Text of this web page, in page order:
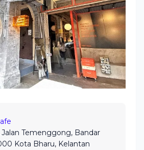
Jalan Temenggong, Bandar
Kota Bharu, Kelantan